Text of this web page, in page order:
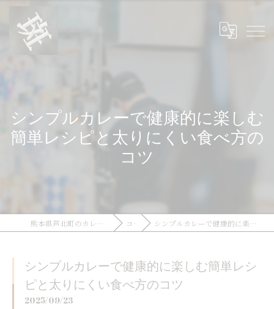
シンプルカレーで健康的に楽しむ
簡単レシピと太りにくい食べ方の
コツ
熊本県芦北町のカレーならMaDR Curry and GuLP コラム シンプルカレーで健康的に楽しむ簡単レシピと太りにくい食べ方のコツ
シンプルカレーで健康的に楽しむ簡単レシ
ピと太りにくい食べ方のコツ
2025/09/23